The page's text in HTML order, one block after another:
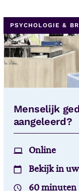
PSYCHOLOGIE &
Menselijk
aangeleerd?
Online
Bekijk in
60 minuten